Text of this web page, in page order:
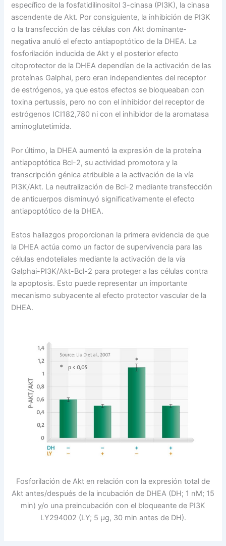
específico de la fosfatidilinositol 3-cinasa (PI3K), la cinasa
ascendente de Akt. Por consiguiente, la inhibición de PI3K
o la transfección de las células con Akt dominante-
negativa anuló el efecto antiapoptótico de la DHEA. La
fosforilación inducida de Akt y el posterior efecto
citoprotector de la DHEA dependían de la activación de las
proteínas Galphai, pero eran independientes del receptor
de estrógenos, ya que estos efectos se bloqueaban con
toxina pertussis, pero no con el inhibidor del receptor de
estrógenos ICI182,780 ni con el inhibidor de la aromatasa
aminoglutetimida.
Por último, la DHEA aumentó la expresión de la proteína
antiapoptótica Bcl-2, su actividad promotora y la
transcripción génica atribuible a la activación de la vía
PI3K/Akt. La neutralización de Bcl-2 mediante transfección
de anticuerpos disminuyó significativamente el efecto
antiapoptótico de la DHEA.
Estos hallazgos proporcionan la primera evidencia de que
la DHEA actúa como un factor de supervivencia para las
células endoteliales mediante la activación de la vía
Galphai-PI3K/Akt-Bcl-2 para proteger a las células contra
la apoptosis. Esto puede representar un importante
mecanismo subyacente al efecto protector vascular de la
DHEA.
Fosforilación de Akt en relación con la expresión total de
Akt antes/después de la incubación de DHEA (DH; 1 nM; 15
min) y/o una preincubación con el bloqueante de PI3K
LY294002 (LY; 5 µg, 30 min antes de DH).